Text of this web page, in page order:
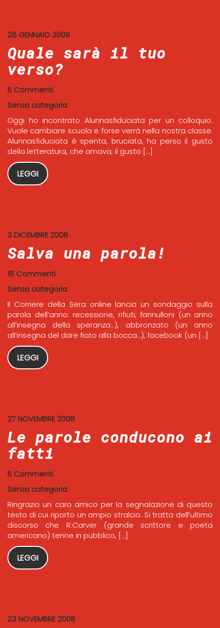
28 GENNAIO 2009
Quale sarà il tuo
verso?
5 Commenti
Senza categoria
Oggi ho incontrato Alunnasfiduciata per un colloquio.
Vuole cambiare scuola e forse verrà nella nostra classe.
Alunnasfiduciata è spenta, bruciata, ha perso il gusto
della letteratura, che amava, il gusto […]
LEGGI
3 DICEMBRE 2008
Salva una parola!
18 Commenti
Senza categoria
Il Corriere della Sera online lancia un sondaggio sulla
parola dell’anno: recessione, rifiuti, fannulloni (un anno
all’insegna della speranza…), abbronzato (un anno
all’insegna del dare fiato alla bocca…), facebook (un […]
LEGGI
27 NOVEMBRE 2008
Le parole conducono ai
fatti
5 Commenti
Senza categoria
Ringrazio un caro amico per la segnalazione di questo
testo di cui riporto un ampio stralcio. Si tratta dell’ultimo
discorso che R.Carver (grande scrittore e poeta
americano) tenne in pubblico, […]
LEGGI
23 NOVEMBRE 2008